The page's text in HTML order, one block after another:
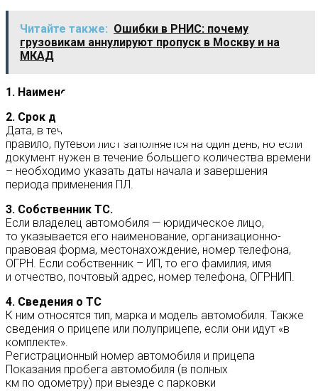
Читайте также: Ошибки в РНИС: почему
грузовикам аннулируют пропуск в Москву и на
МКАД
1. Наименование документа и его номер.
2. Срок действия документа
Дата, в течение которой действует путевой лист. Как
правило, путевой лист заполняется на один день, но если
документ нужен в течение большего количества времени
– необходимо указать даты начала и завершения
периода применения ПЛ.
3. Собственник ТС.
Если владелец автомобиля — юридическое лицо,
то указывается его наименование, организационно-
правовая форма, местонахождение, номер телефона,
ОГРН. Если собственник – ИП, то его фамилия, имя
и отчество, почтовый адрес, номер телефона, ОГРНИП.
4. Сведения о ТС
К ним относятся тип, марка и модель автомобиля. Также
сведения о прицепе или полуприцепе, если они идут «в
комплекте».
Регистрационный номер автомобиля и прицепа
Показания пробега автомобиля (в полных
км по одометру) при выезде с парковки